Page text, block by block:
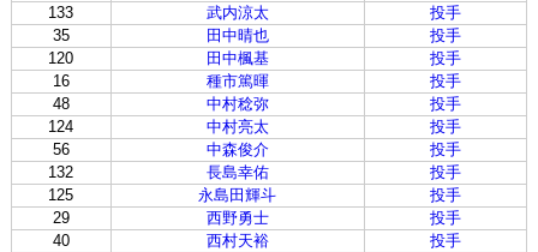
133
武内涼太
投手
35
田中晴也
投手
120
田中楓基
投手
16
種市篤暉
投手
48
中村稔弥
投手
124
中村亮太
投手
56
中森俊介
投手
132
長島幸佑
投手
125
永島田輝斗
投手
29
西野勇士
投手
40
西村天裕
投手